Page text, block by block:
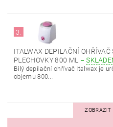
3.
ITALWAX DEPILAČNÍ OHŘÍVAČ
PLECHOVKY 800 ML –
Bílý depilační ohřívač Italwax je
objemu 800...
ZOBRAZIT